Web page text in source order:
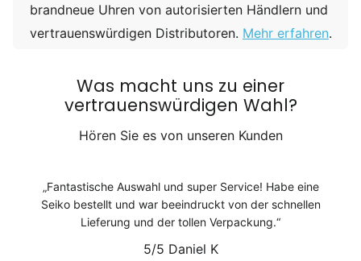
brandneue Uhren von autorisierten Händlern und
vertrauenswürdigen Distributoren. Mehr erfahren.
Was macht uns zu einer
vertrauenswürdigen Wahl?
Hören Sie es von unseren Kunden
Fantastische Auswahl und super Service! Habe eine
Seiko bestellt und war beeindruckt von der schnellen
Lieferung und der tollen Verpackung.
5/5 Daniel K